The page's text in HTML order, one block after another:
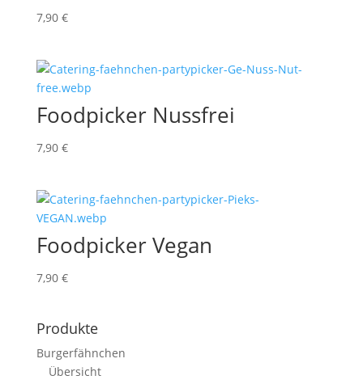
7,90 €
Foodpicker Nussfrei
7,90 €
Foodpicker Vegan
7,90 €
Produkte
Burgerfähnchen
Übersicht